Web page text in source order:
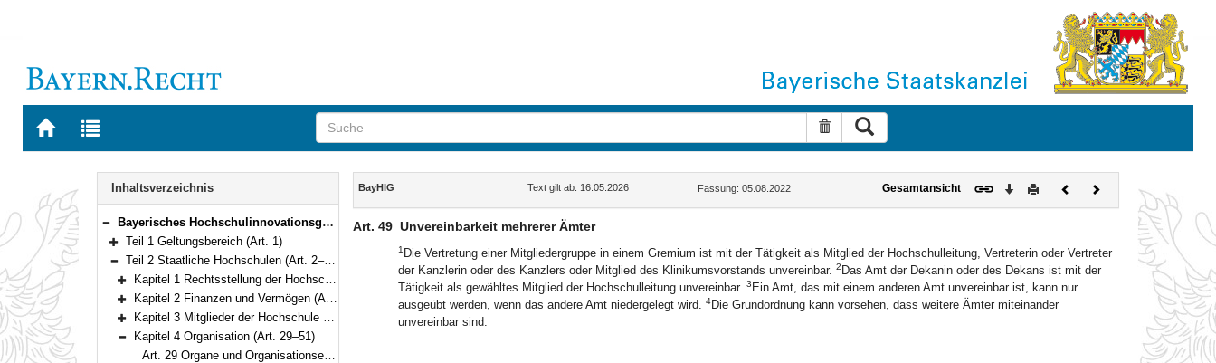
Zur
BAYERN.RECHT
Zur
letzten
Suche zurücksetzen
Navigation
Inhaltsverzeichnis
Bereich reduzieren
Bayerisches Hochschulinnovationsgesetz (BayHIG) Vom 5. August 2022 (GVBl. S. 414) BayRS 2210-1-3-WK (Art. 1–132)
Bereich erweitern
Teil 1 Geltungsbereich (Art. 1)
Bereich reduzieren
Teil 2 Staatliche Hochschulen (Art. 2–101)
Bereich erweitern
Kapitel 1 Rechtsstellung der Hochschulen (Art. 2–10)
Bereich erweitern
Kapitel 2 Finanzen und Vermögen (Art. 11–18)
Bereich erweitern
Kapitel 3 Mitglieder der Hochschule (Art. 19–28)
Bereich reduzieren
Kapitel 4 Organisation (Art. 29–51)
Art. 29 Organe und Organisationseinheiten
Inhalt
BayHIG Text gilt ab: 16.05.2026 Fassung: 05.08.2022 Gesamtansicht Download
DruckenVorherigesNächstes
Dokument
Art. 49 Unvereinbarkeit mehrerer Ämter
1 Die Vertretung einer Mitgliedergruppe in einem Gremium ist mit der Tätigkeit als Mitglied der Hochschulleitung, Vertreterin oder Vertreter
der Kanzlerin oder des Kanzlers oder Mitglied des Klinikumsvorstands unvereinbar. 2 Das Amt der Dekanin oder des Dekans ist mit der
Tätigkeit als gewähltes Mitglied der Hochschulleitung unvereinbar. 3 Ein Amt, das mit einem anderen Amt unvereinbar ist, kann nur
ausgeübt werden, wenn das andere Amt niedergelegt wird. 4Die Grundordnung kann vorsehen, dass weitere Ämter miteinander
unvereinbar sind.